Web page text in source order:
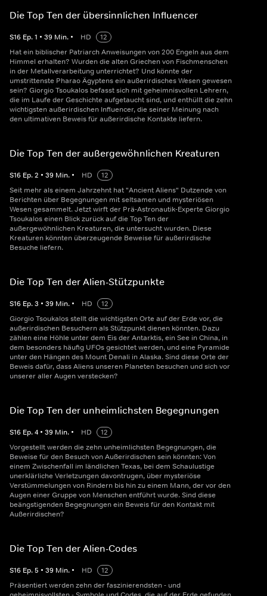
Die Top Ten der übersinnlichen Influencer
S16 Ep.1 • 39 Min. • HD
12
Hat ein biblischer Patriarch Anweisungen von 200 Engeln aus dem
Himmel erhalten? Wurden die alten Griechen von Fischmenschen
in der Metallverarbeitung unterrichtet? Und könnte der
umstrittenste Pharao Ägyptens ein außerirdisches Wesen gewesen
sein? Giorgio Tsoukalos befasst sich mit geheimnisvollen Lehrern,
die im Laufe der Geschichte aufgetaucht sind, und enthüllt die zehn
wichtigsten außerirdischen Influencer, die seiner Meinung nach
den ultimativen Beweis für außerirdische Kontakte liefern.
Die Top Ten der außergewöhnlichen Kreaturen
S16 Ep.2 • 39 Min. • HD
12
Seit mehr als einem Jahrzehnt hat "Ancient Aliens" Dutzende von
Berichten über Begegnungen mit seltsamen und mysteriösen
Wesen gesammelt. Jetzt wirft der Prä-Astronautik-Experte Giorgio
Tsoukalos einen Blick zurück auf die Top Ten der
außergewöhnlichen Kreaturen, die untersucht wurden. Diese
Kreaturen könnten überzeugende Beweise für außerirdische
Besuche liefern.
Die Top Ten der Alien-Stützpunkte
S16 Ep.3 • 39 Min. • HD
12
Giorgio Tsoukalos stellt die wichtigsten Orte auf der Erde vor, die
außerirdischen Besuchern als Stützpunkt dienen könnten. Dazu
zählen eine Höhle unter dem Eis der Antarktis, ein See in China, in
dem besonders häufig UFOs gesichtet werden, und eine Pyramide
unter den Hängen des Mount Denali in Alaska. Sind diese Orte der
Beweis dafür, dass Aliens unseren Planeten besuchen und sich vor
unserer aller Augen verstecken?
Die Top Ten der unheimlichsten Begegnungen
S16 Ep.4 • 39 Min. • HD
12
Vorgestellt werden die zehn unheimlichsten Begegnungen, die
Beweise für den Besuch von Außerirdischen sein könnten: Von
einem Zwischenfall im ländlichen Texas, bei dem Schaulustige
unerklärliche Verletzungen davontrugen, über mysteriöse
Verstümmelungen von Rindern bis hin zu einem Mann, der vor den
Augen einer Gruppe von Menschen entführt wurde. Sind diese
beängstigenden Begegnungen ein Beweis für den Kontakt mit
Außerirdischen?
Die Top Ten der Alien-Codes
S16 Ep.5 • 39 Min. • HD
12
Präsentiert werden zehn der faszinierendsten - und